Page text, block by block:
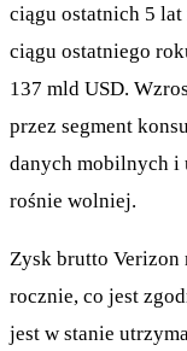
ciągu ostatnich 5
ciągu ostatniego
137 mld USD.
przez segment
danych mobilnych i
rośnie wolniej.
Zysk brutto Verizon
rocznie, co jest
jest w stanie